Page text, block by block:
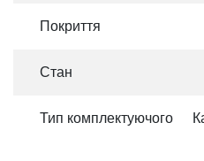
Покриття
Стан
Тип комплектуючого